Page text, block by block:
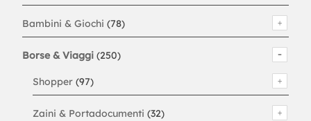
Bambini & Giochi (78)
Borse & Viaggi (250)
Shopper (97)
Zaini & Portadocumenti (32)